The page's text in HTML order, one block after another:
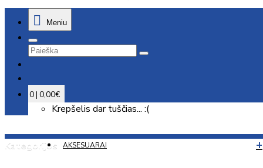
Meniu
0 | 0,00€
Krepšelis dar tuščias... :(
Kategorijos AKSESUARAI